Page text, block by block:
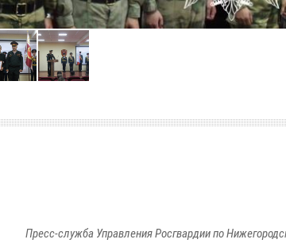
Пресс-служба Управления Росгвардии по